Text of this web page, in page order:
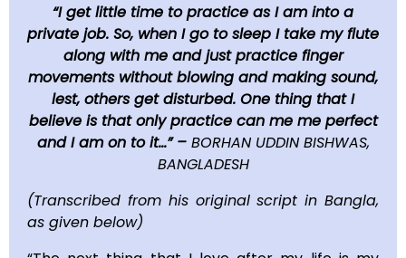
“I get little time to practice as I am into a
private job. So, when I go to sleep I take my flute
along with me and just practice finger
movements without blowing and making sound,
lest, others get disturbed. One thing that I
believe is that only practice can me me perfect
and I am on to it…” – BORHAN UDDIN BISHWAS,
BANGLADESH
(Transcribed from his original script in Bangla,
as given below)